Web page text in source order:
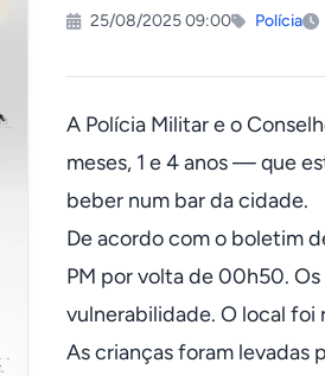
25/08/2025 09:00 Polícia
A Polícia Militar e o
meses, 1 e 4 anos — que
beber num bar da cidade.
De acordo com o boletim
PM por volta de 00h50.
vulnerabilidade. O local
As crianças foram levadas